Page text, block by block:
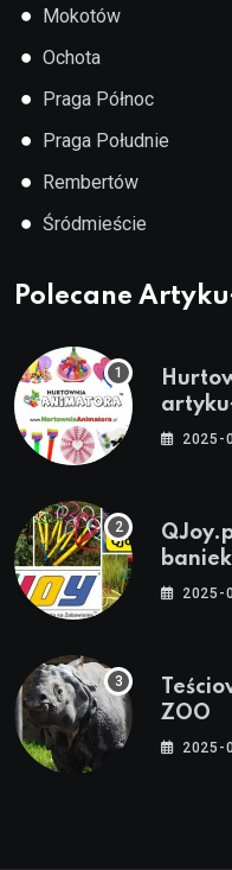
● Mokotów
● Ochota
● Praga Północ
● Praga Południe
● Rembertów
● Śródmieście
Polecane
stroje
2025-
2025-
ZOO
2025-